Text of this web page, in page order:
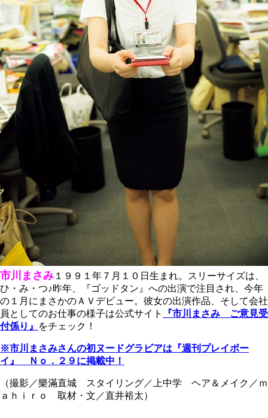
市川まさみ １９９１年７月１０日生まれ。スリーサイズは、
ひ・み・つ♪昨年、『ゴッドタン』への出演で注目され、今年
の１月にまさかのＡＶデビュー。彼女の出演作品、そして会社
員としてのお仕事の様子は公式サイト
『市川まさみ ご意見受
付係り』
をチェック！
※市川まさみさんの初ヌードグラビアは『週刊プレイボー
イ』 Ｎｏ．２９に掲載中！
（撮影／樂滿直城 スタイリング／上中学 ヘア＆メイク／ｍ
ａｈｉｒｏ 取材・文／直井裕太）